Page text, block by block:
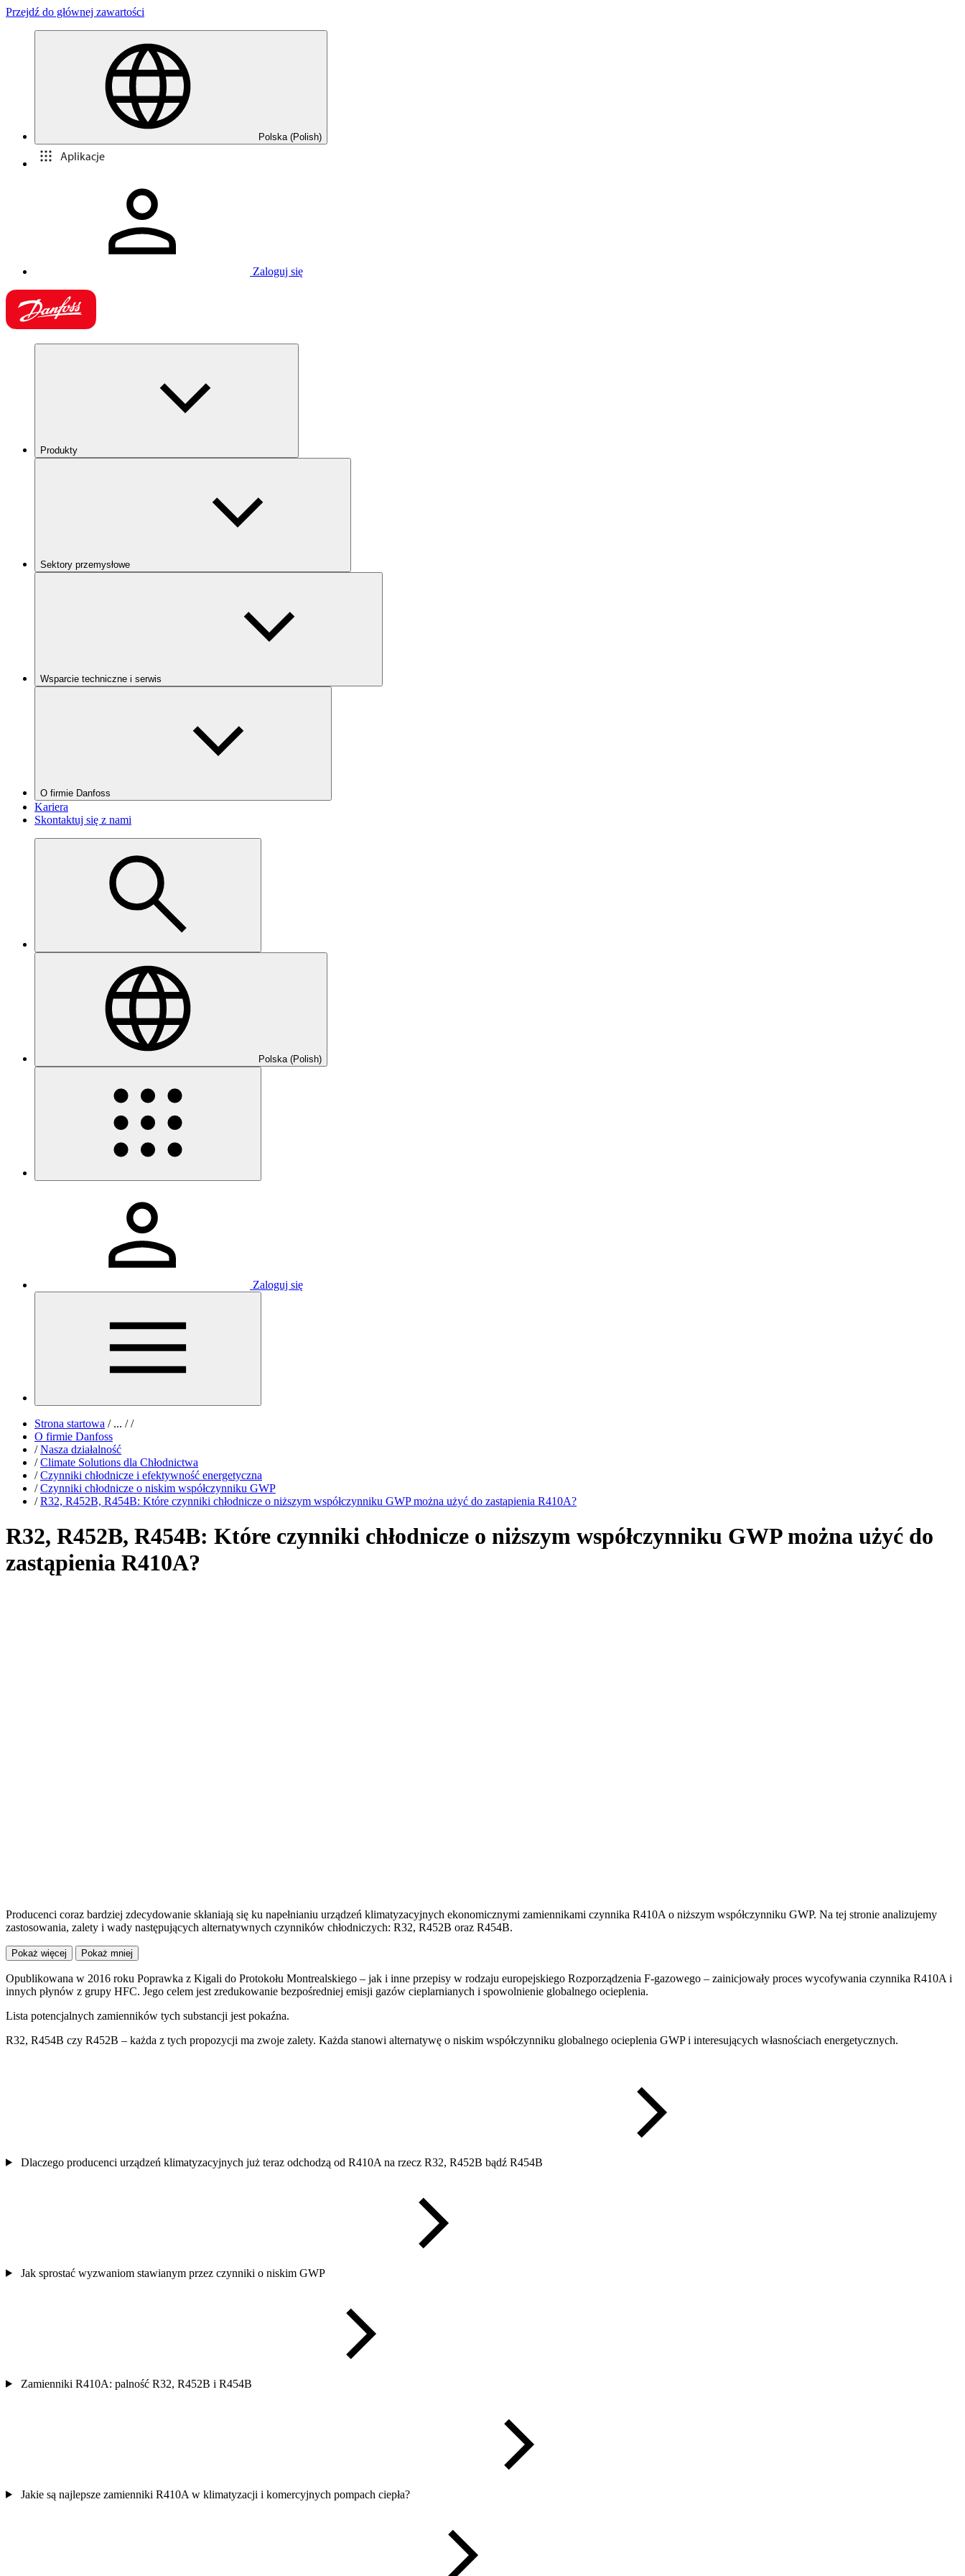
Przejdź do głównej zawartości
Polska (Polish)
Aplikacje
Zaloguj się
Produkty
Sektory przemysłowe
Wsparcie techniczne i serwis
O firmie Danfoss
Kariera
Skontaktuj się z nami
Polska (Polish)
Zaloguj się
Strona startowa /... / /
O firmie Danfoss
/ Nasza działalność
/ Climate Solutions dla Chłodnictwa
/ Czynniki chłodnicze i efektywność energetyczna
/ Czynniki chłodnicze o niskim współczynniku GWP
/ R32, R452B, R454B: Które czynniki chłodnicze o niższym współczynniku GWP można użyć do zastąpienia R410A?
R32, R452B, R454B: Które czynniki chłodnicze o niższym współczynniku GWP można użyć do
zastąpienia R410A?
Producenci coraz bardziej zdecydowanie skłaniają się ku napełnianiu urządzeń klimatyzacyjnych ekonomicznymi zamiennikami czynnika R410A o niższym współczynniku GWP. Na tej stronie analizujemy
zastosowania, zalety i wady następujących alternatywnych czynników chłodniczych: R32, R452B oraz R454B.
Pokaż więcej Pokaż mniej
Opublikowana w 2016 roku Poprawka z Kigali do Protokołu Montrealskiego – jak i inne przepisy w rodzaju europejskiego Rozporządzenia F-gazowego – zainicjowały proces wycofywania czynnika R410A i
innych płynów z grupy HFC. Jego celem jest zredukowanie bezpośredniej emisji gazów cieplarnianych i spowolnienie globalnego ocieplenia.
Lista potencjalnych zamienników tych substancji jest pokaźna.
R32, R454B czy R452B – każda z tych propozycji ma zwoje zalety. Każda stanowi alternatywę o niskim współczynniku globalnego ocieplenia GWP i interesujących własnościach energetycznych.
Dlaczego producenci urządzeń klimatyzacyjnych już teraz odchodzą od R410A na rzecz R32, R452B bądź R454B
Jak sprostać wyzwaniom stawianym przez czynniki o niskim GWP
Zamienniki R410A: palność R32, R452B i R454B
Jakie są najlepsze zamienniki R410A w klimatyzacji i komercyjnych pompach ciepła?